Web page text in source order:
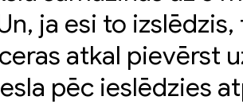
ja esi to
atkal pievērst
pēc ieslēdzies